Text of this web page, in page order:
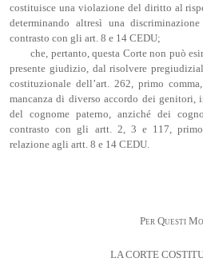
costituisce una violazione del diritto al
determinando altresì una
contrasto con gli art. 8 e 14 CEDU;
che, pertanto, questa Corte non può
presente giudizio, dal risolvere
costituzionale dell’art. 262, primo
mancanza di diverso accordo dei genitori,
del cognome paterno, anziché dei
contrasto con gli artt. 2, 3 e 117, primo
relazione agli artt. 8 e 14 CEDU.
Per Questi
LA CORTE